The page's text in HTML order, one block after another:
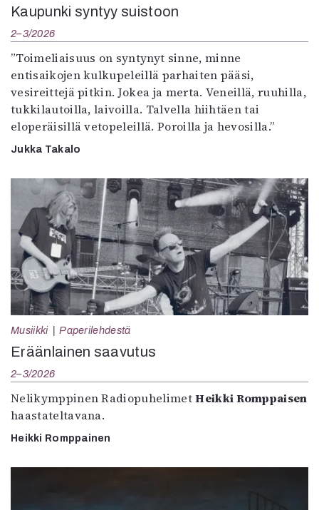
Kaupunki syntyy suistoon
2–3/2026
”Toimeliaisuus on syntynyt sinne, minne
entisaikojen kulkupeleillä parhaiten pääsi,
vesireittejä pitkin. Jokea ja merta. Veneillä, ruuhilla,
tukkilautoilla, laivoilla. Talvella hiihtäen tai
eloperäisillä vetopeleillä. Poroilla ja hevosilla.”
Jukka Takalo
Musiikki Paperilehdestä
Eräänlainen saavutus
2–3/2026
Nelikymppinen RadiopuhelimetHeikki Romppaisen
haastateltavana.
Heikki Romppainen